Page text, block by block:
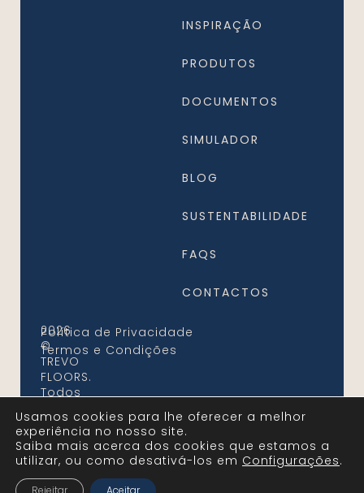
INSPIRAÇÃO
PRODUTOS
DOCUMENTOS
SIMULADOR
BLOG
SUSTENTABILIDADE
FAQS
CONTACTOS
2026
©
TREVO
FLOORS.
Todos
Direitos
Reservados
Política de Privacidade
Termos e Condições
Usamos cookies para lhe oferecer a melhor
experiência no nosso site.
Saiba mais acerca dos cookies que estamos a
utilizar, ou como desativá-los em
configurações.
Aceitar
Rejeitar